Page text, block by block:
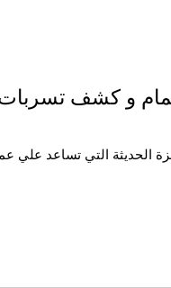
و كشف تسربات
الحديثة التي تساعد علي